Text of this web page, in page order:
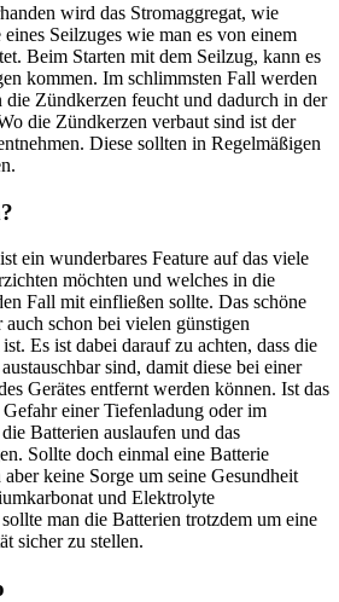
wird das Stromaggregat, wie
Seilzuges wie man es von einem
Beim Starten mit dem Seilzug, kann es
kommen. Im schlimmsten Fall werden
Zündkerzen feucht und dadurch in der
die Zündkerzen verbaut sind ist der
Diese sollten in Regelmäßigen
ein wunderbares Feature auf das viele
möchten und welches in die
Fall mit einfließen sollte. Das schöne
auch schon bei vielen günstigen
Es ist dabei darauf zu achten, dass die
sind, damit diese bei einer
Gerätes entfernt werden können. Ist das
einer Tiefenladung oder im
Batterien auslaufen und das
Sollte doch einmal eine Batterie
keine Sorge um seine Gesundheit
und Elektrolyte
man die Batterien trotzdem um eine
sicher zu stellen.